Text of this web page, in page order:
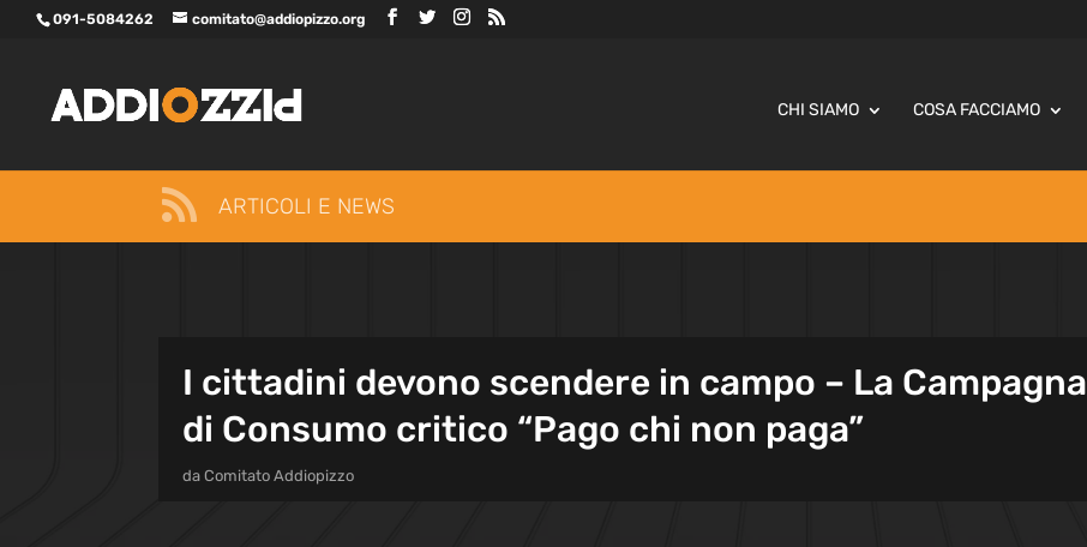
091-5084262 comitato@addiopizzo.org
CHI SIAMO COSA FACCIAMO
 ARTICOLI E NEWS
I cittadini devono scendere in campo – La Campagna
di Consumo critico “Pago chi non paga”
da Comitato Addiopizzo